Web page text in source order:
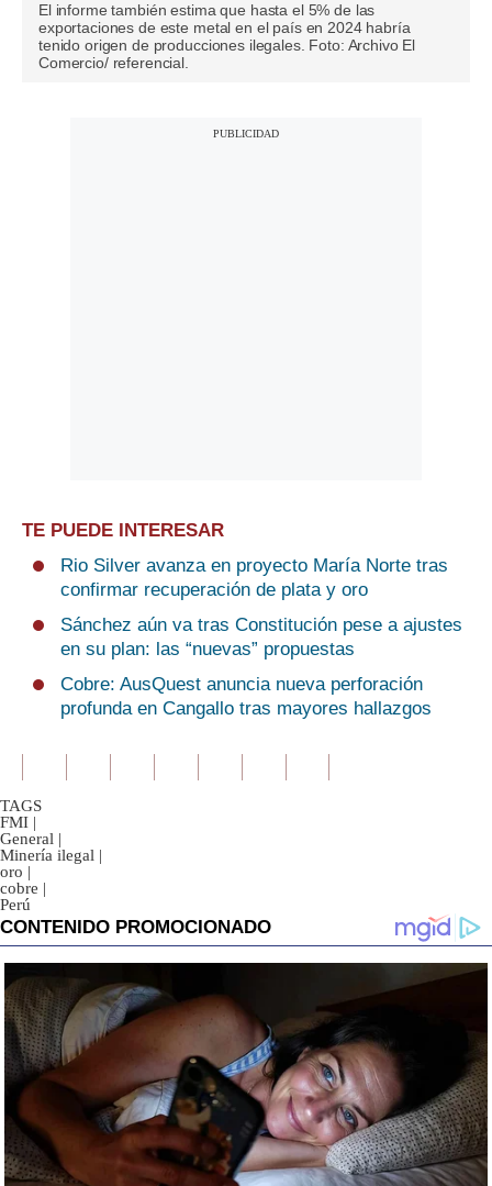
El informe también estima que hasta el 5% de las
exportaciones de este metal en el país en 2024 habría
tenido origen de producciones ilegales. Foto: Archivo El
Comercio/ referencial.
TE PUEDE INTERESAR
Rio Silver avanza en proyecto María Norte tras
confirmar recuperación de plata y oro
Sánchez aún va tras Constitución pese a ajustes
en su plan: las “nuevas” propuestas
Cobre: AusQuest anuncia nueva perforación
profunda en Cangallo tras mayores hallazgos
TAGS
FMI |
General |
Minería ilegal |
oro |
cobre |
Perú